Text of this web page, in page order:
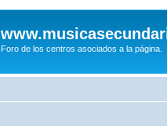
Foro de los centros asociados a la página.